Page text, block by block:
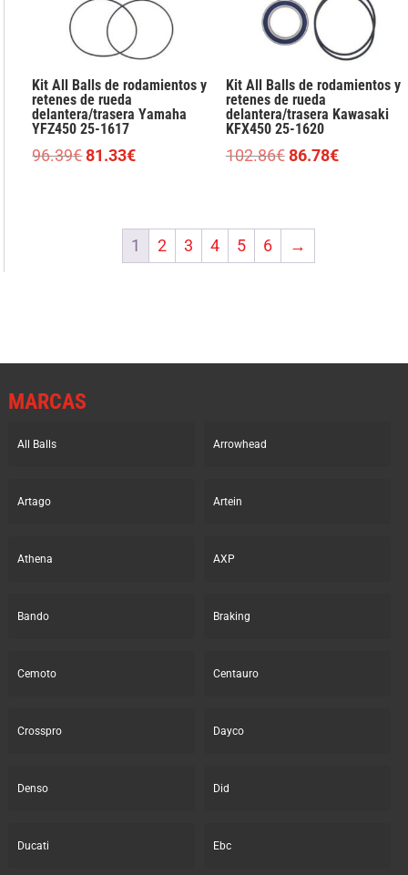
Kit All Balls de rodamientos y
retenes de rueda
delantera/trasera Yamaha
YFZ450 25-1617
96.39€El
96.39€.
81.33€El
es:
81.33€.
Kit All Balls de rodamientos y
retenes de rueda
delantera/trasera Kawasaki
KFX450 25-1620
102.86€ El
era:
102.86€.
86.78€El
1 2 3 4 5 6 →
MARCAS
All Balls Arrowhead
Artago Artein
Athena AXP
Bando Braking
Cemoto Centauro
Crosspro Dayco
Denso Did
Ducati Ebc